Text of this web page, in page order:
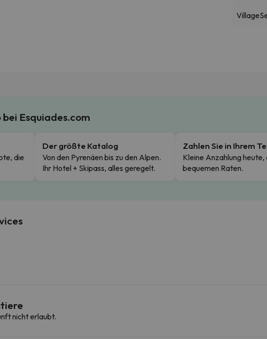
Village
bei Esquiades.com
die
Der größte Katalog
Von den Pyrenäen bis zu den Alpen.
Ihr Hotel + Skipass, alles geregelt.
Zahlen Sie in Ihrem
Kleine Anzahlung heute,
bequemen Raten.
nicht erlaubt.